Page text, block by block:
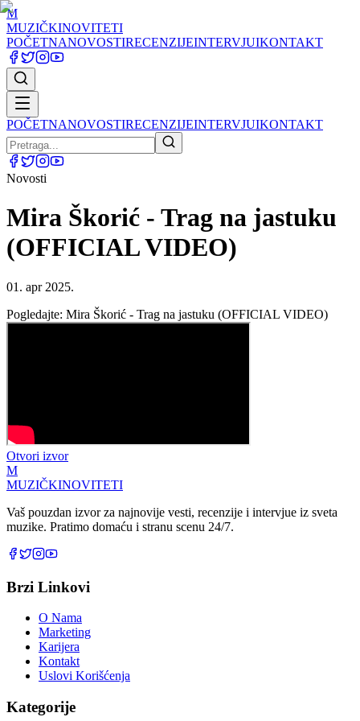
M
MUZIČKINOVITETI
POČETNANOVOSTIRECENZIJEINTERVJUIKONTAKT
POČETNANOVOSTIRECENZIJEINTERVJUIKONTAKT
Novosti
Mira Škorić - Trag na jastuku
(OFFICIAL VIDEO)
01. apr 2025.
Pogledajte: Mira Škorić - Trag na jastuku (OFFICIAL VIDEO)
Otvori izvor
M
MUZIČKINOVITETI
Vaš pouzdan izvor za najnovije vesti, recenzije i intervjue iz sveta
muzike. Pratimo domaću i stranu scenu 24/7.
Brzi Linkovi
O Nama
Marketing
Karijera
Kontakt
Uslovi Korišćenja
Kategorije